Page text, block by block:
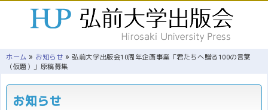
ホーム » お知らせ »弘前大学出版会10周年企画事業「君たちへ贈る100の言葉
（仮題）」原稿募集
お知らせ